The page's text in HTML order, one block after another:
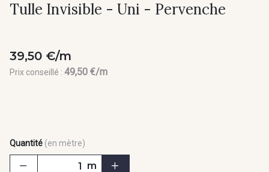
Tulle Invisible - Uni - Pervenche
39,50 €/m
Prix conseillé : 49,50 €/m
Quantité (en mètre)
m